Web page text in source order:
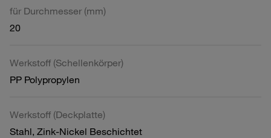
für Durchmesser (mm)
20
Werkstoff (Schellenkörper)
PP Polypropylen
Werkstoff (Deckplatte)
Stahl, Zink-Nickel Beschichtet